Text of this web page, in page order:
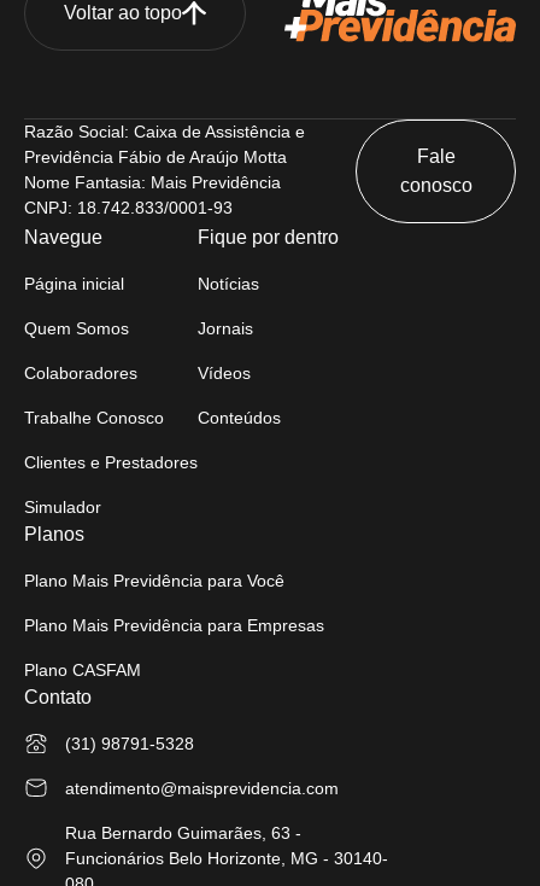
Voltar ao topo
Razão Social: Caixa de Assistência e
Previdência Fábio de Araújo Motta
Nome Fantasia: Mais Previdência
CNPJ: 18.742.833/0001-93
Fale
conosco
Navegue
Página inicial
Quem Somos
Colaboradores
Trabalhe Conosco
Clientes e Prestadores
Simulador
Fique por dentro
Notícias
Jornais
Vídeos
Conteúdos
Planos
Plano Mais Previdência para Você
Plano Mais Previdência para Empresas
Plano CASFAM
Contato
(31) 98791-5328
atendimento@maisprevidencia.com
Rua Bernardo Guimarães, 63 -
Funcionários Belo Horizonte, MG - 30140-